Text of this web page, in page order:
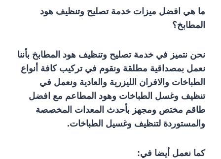
ما هي افضل ميزات خدمة تصليح وتنظيف هود
المطابخ؟
نحن نتميز في خدمة تصليح وتنظيف هود المطابخ بأننا
نعمل بمصداقية مطلقة ونقوم في تركيب كافة أنواع
الطباخات والافران الليزرية والعادية ونعمل في
تنظيف وغسل الطباخات وهود المطاعم مع افضل
طاقم مختص ومجهز بأحدث المعدات المخصصة
والمستوردة لتنظيف وغسيل الطباخات.
كما نعمل أيضا في: